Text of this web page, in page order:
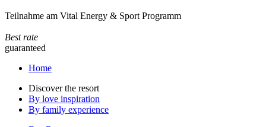
Teilnahme am Vital Energy & Sport Programm
Best rate
guaranteed
Home
Discover the resort
By love inspiration
By family experience